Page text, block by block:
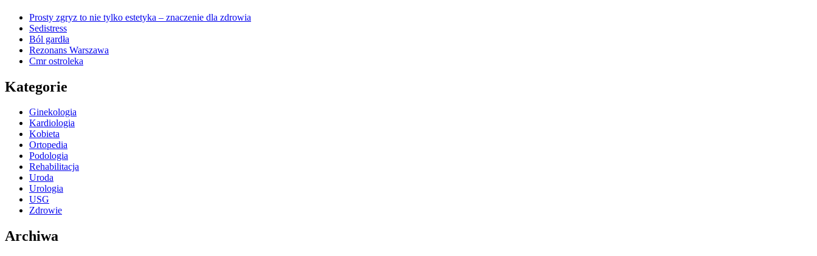
Prosty zgryz to nie tylko estetyka – znaczenie dla zdrowia
Sedistress
Ból gardła
Rezonans Warszawa
Cmr ostroleka
Kategorie
Ginekologia
Kardiologia
Kobieta
Ortopedia
Podologia
Rehabilitacja
Uroda
Urologia
USG
Zdrowie
Archiwa